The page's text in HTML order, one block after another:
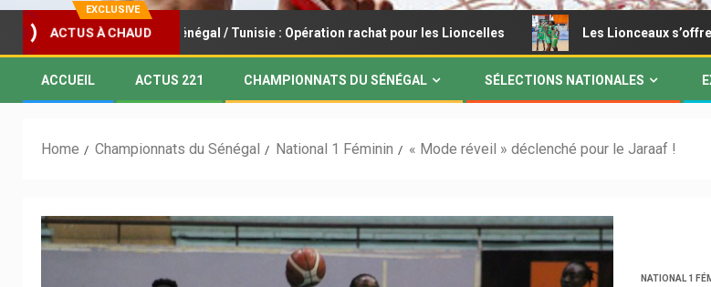
EXCLUSIVE
ACTUS À CHAUD
féminin U18 – Sénégal / Tunisie : Opération rachat pour les Lioncelles Les Lionceaux s’offrent un
ACCUEIL ACTUS 221 CHAMPIONNATS DU SÉNÉGAL SÉLECTIONS NATIONALES
Home Championnats du Sénégal National 1 Féminin « Mode réveil » déclenché pour le Jaraaf !
NATIONAL 1